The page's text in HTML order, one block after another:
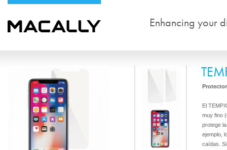
Enhancing your
El
muy fino
protege
ejemplo,
caídas.